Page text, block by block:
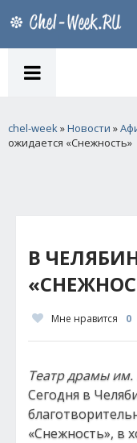
chel-week»Новости »
ожидается «Снежность»
В
Мне нравится 0
Театр драмы
Сегодня в
«Снежность», в